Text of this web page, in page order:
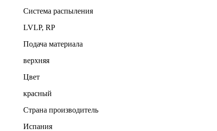
Система распыления
LVLP, RP
Подача материала
верхняя
Цвет
красный
Страна производитель
Испания